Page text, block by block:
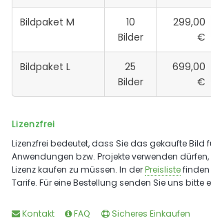
Bildpaket M
10
Bilder
299,00
€
Bildpaket L
25
Bilder
699,00
€
Lizenzfrei
Lizenzfrei bedeutet, dass Sie das gekaufte Bild
Anwendungen bzw. Projekte verwenden
Lizenz kaufen zu müssen. In derPreislistefinden
Tarife. Für eine Bestellung senden Sie uns bitte
Kontakt FAQ Sicheres Einkaufen